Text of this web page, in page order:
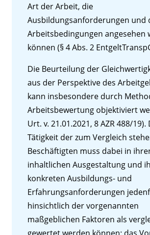
Art der Arbeit, die
Ausbildungsanforderungen und
Arbeitsbedingungen angesehen
können (§ 4 Abs. 2
Die Beurteilung der
aus der Perspektive des
kann insbesondere durch
Arbeitsbewertung objektiviert
Urt. v. 21.01.2021, 8 AZR 488/19).
Tätigkeit der zum Vergleich
Beschäftigten muss dabei in
inhaltlichen Ausgestaltung und
konkreten Ausbildungs- und
Erfahrungsanforderungen
hinsichtlich der vorgenannten
maßgeblichen Faktoren als